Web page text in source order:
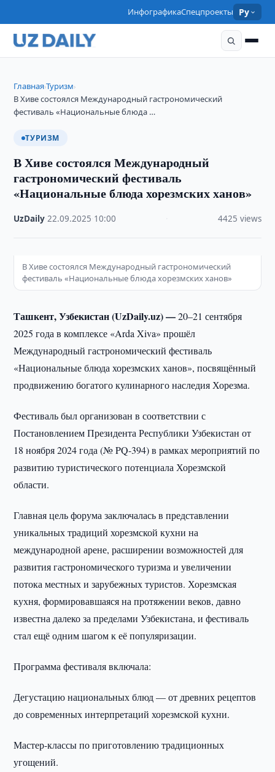
ИнфографикаСпецпроекты Ру
Главная›Туризм›
В Хиве состоялся Международный гастрономический
фестиваль «Национальные блюда …
ТУРИЗМ
В Хиве состоялся Международный
гастрономический фестиваль
«Национальные блюда хорезмских ханов»
UzDaily ·22.09.2025 10:00 4425 views
В Хиве состоялся Международный гастрономический
фестиваль «Национальные блюда хорезмских ханов»
Ташкент, Узбекистан (UzDaily.uz) —20–21 сентября
2025 года в комплексе «Arda Xiva» прошёл
Международный гастрономический фестиваль
«Национальные блюда хорезмских ханов», посвящённый
продвижению богатого кулинарного наследия Хорезма.
Фестиваль был организован в соответствии с
Постановлением Президента Республики Узбекистан от
18 ноября 2024 года (№ PQ-394) в рамках мероприятий по
развитию туристического потенциала Хорезмской
области.
Главная цель форума заключалась в представлении
уникальных традиций хорезмской кухни на
международной арене, расширении возможностей для
развития гастрономического туризма и увеличении
потока местных и зарубежных туристов. Хорезмская
кухня, формировавшаяся на протяжении веков, давно
известна далеко за пределами Узбекистана, и фестиваль
стал ещё одним шагом к её популяризации.
Программа фестиваля включала:
Дегустацию национальных блюд — от древних рецептов
до современных интерпретаций хорезмской кухни.
Мастер-классы по приготовлению традиционных
угощений.